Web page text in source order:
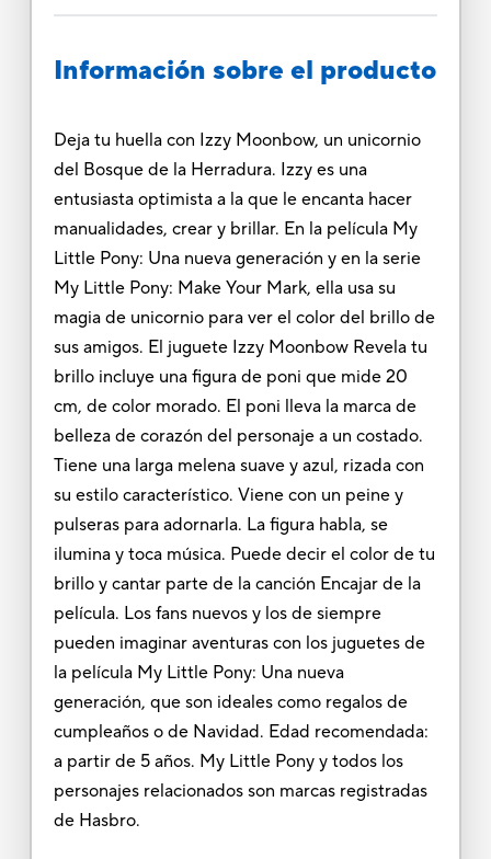
Información sobre el producto
Deja tu huella con Izzy Moonbow, un unicornio
del Bosque de la Herradura. Izzy es una
entusiasta optimista a la que le encanta hacer
manualidades, crear y brillar. En la película My
Little Pony: Una nueva generación y en la serie
My Little Pony: Make Your Mark, ella usa su
magia de unicornio para ver el color del brillo de
sus amigos. El juguete Izzy Moonbow Revela tu
brillo incluye una figura de poni que mide 20
cm, de color morado. El poni lleva la marca de
belleza de corazón del personaje a un costado.
Tiene una larga melena suave y azul, rizada con
su estilo característico. Viene con un peine y
pulseras para adornarla. La figura habla, se
ilumina y toca música. Puede decir el color de tu
brillo y cantar parte de la canción Encajar de la
película. Los fans nuevos y los de siempre
pueden imaginar aventuras con los juguetes de
la película My Little Pony: Una nueva
generación, que son ideales como regalos de
cumpleaños o de Navidad. Edad recomendada:
a partir de 5 años. My Little Pony y todos los
personajes relacionados son marcas registradas
de Hasbro.